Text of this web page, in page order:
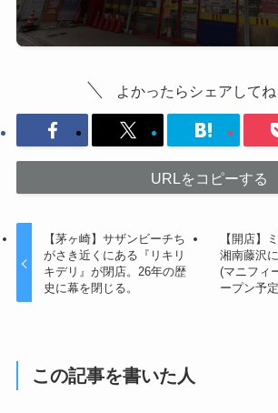
よかったらシェアしてね
URLをコピーする
【茅ヶ崎】サザンビーチち
がさき近くにある『リキリ
キデリ』が閉店。26年の歴
史に幕を閉じる。
【開店】
湘南藤沢
(マニフィ
ープン予定
この記事を書いた人